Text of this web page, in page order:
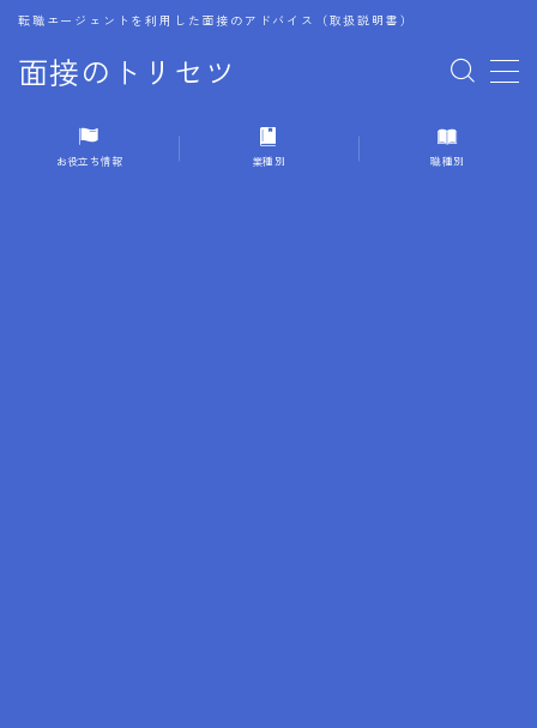
面接のトリセツ
転職エージェントを利用した面接のアドバイス（取扱説明書）
MENU
1.成功する面接戦略
お役立ち情報 業種別 職種別